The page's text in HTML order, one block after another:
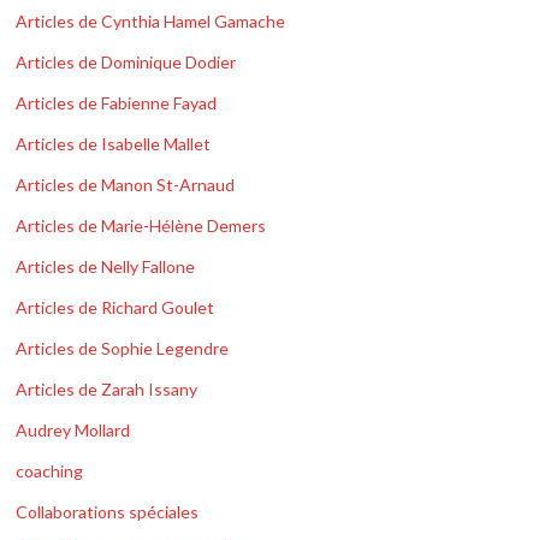
Articles de Cynthia Hamel Gamache
Articles de Dominique Dodier
Articles de Fabienne Fayad
Articles de Isabelle Mallet
Articles de Manon St-Arnaud
Articles de Marie-Hélène Demers
Articles de Nelly Fallone
Articles de Richard Goulet
Articles de Sophie Legendre
Articles de Zarah Issany
Audrey Mollard
coaching
Collaborations spéciales